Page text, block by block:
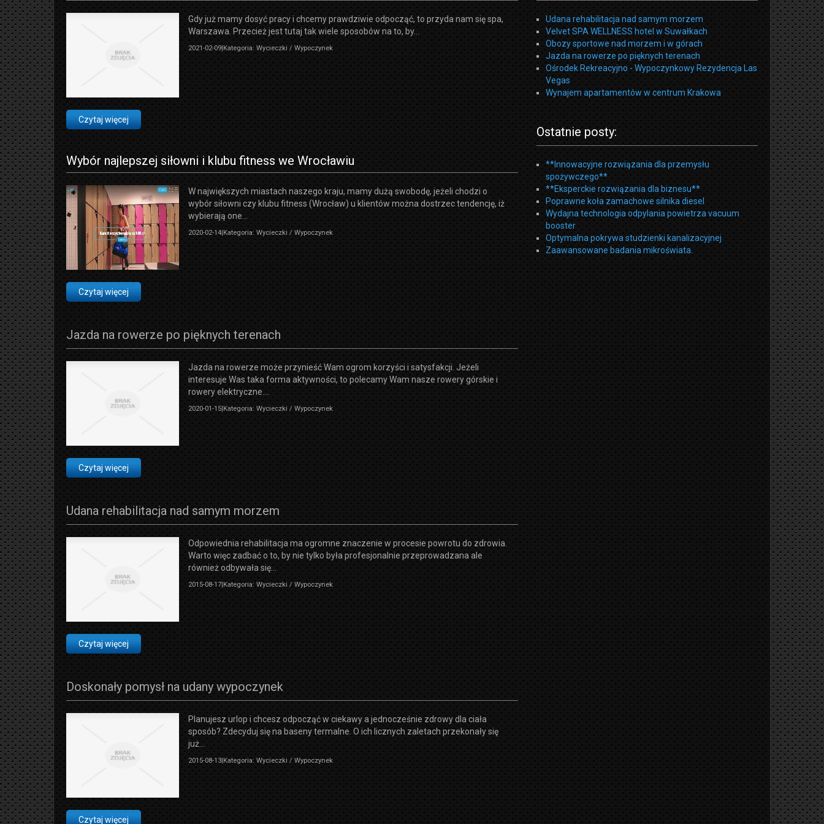
Gdy już mamy dosyć pracy i chcemy prawdziwie odpocząć, to przyda nam się spa,
Warszawa. Przecież jest tutaj tak wiele sposobów na to, by...
2021-02-09|Kategoria: Wycieczki / Wypoczynek
Czytaj więcej
Wybór najlepszej siłowni i klubu fitness we Wrocławiu
W największych miastach naszego kraju, mamy dużą swobodę, jeżeli chodzi o
wybór siłowni czy klubu fitness (Wrocław) u klientów można dostrzec tendencję, iż
wybierają one...
2020-02-14|Kategoria: Wycieczki / Wypoczynek
Czytaj więcej
Jazda na rowerze po pięknych terenach
Jazda na rowerze może przynieść Wam ogrom korzyści i satysfakcji. Jeżeli
interesuje Was taka forma aktywności, to polecamy Wam nasze rowery górskie i
rowery elektryczne....
2020-01-15|Kategoria: Wycieczki / Wypoczynek
Czytaj więcej
Udana rehabilitacja nad samym morzem
Odpowiednia rehabilitacja ma ogromne znaczenie w procesie powrotu do zdrowia.
Warto więc zadbać o to, by nie tylko była profesjonalnie przeprowadzana ale
również odbywała się...
2015-08-17|Kategoria: Wycieczki / Wypoczynek
Czytaj więcej
Doskonały pomysł na udany wypoczynek
Planujesz urlop i chcesz odpocząć w ciekawy a jednocześnie zdrowy dla ciała
sposób? Zdecyduj się na baseny termalne. O ich licznych zaletach przekonały się
już...
2015-08-13|Kategoria: Wycieczki / Wypoczynek
Czytaj więcej
Udana rehabilitacja nad samym morzem
Velvet SPA WELLNESS hotel w Suwałkach
Obozy sportowe nad morzem i w górach
Jazda na rowerze po pięknych terenach
Ośrodek Rekreacyjno - Wypoczynkowy Rezydencja Las
Vegas
Wynajem apartamentów w centrum Krakowa
Ostatnie posty:
**Innowacyjne rozwiązania dla przemysłu
spożywczego**
**Eksperckie rozwiązania dla biznesu**
Poprawne koła zamachowe silnika diesel
Wydajna technologia odpylania powietrza vacuum
booster
Optymalna pokrywa studzienki kanalizacyjnej
Zaawansowane badania mikroświata.